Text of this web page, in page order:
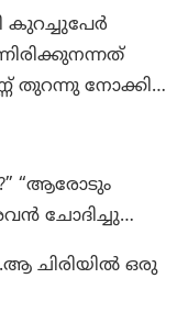
കുറച്ചുപേർ
തുറന്നു നോക്കി…
“ആരോടും
ചോദിച്ചു…
ചിരിയിൽ ഒരു